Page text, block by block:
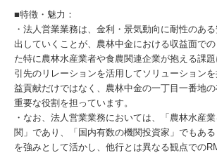
■特徴・魅力：
・法人営業業務は、金利・景気動向に耐性のあ
出していくことが、農林中金における収益面で
た特に農林水産業者や食農関連企業が抱える課
引先のリレーションを活用してソリューション
益貢献だけではなく、農林中金の一丁目一番地
重要な役割を担っています。
・なお、法人営業業務においては、「農林水産
関」であり、「国内有数の機関投資家」でもあ
を強みとして活かし、他行とは異なる観点での